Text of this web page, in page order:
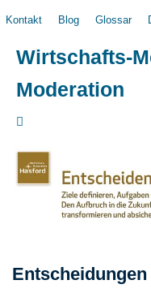
springen
Kontakt Blog Glossar
Wirtschafts-
Moderation